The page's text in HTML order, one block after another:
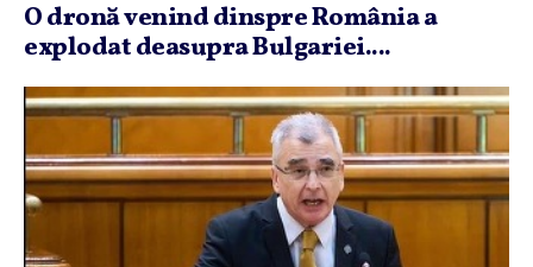
O dronă venind dinspre România a
explodat deasupra Bulgariei....